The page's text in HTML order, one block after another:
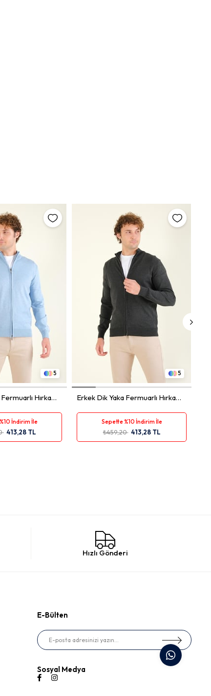
5
Hırka
XXL
İndirim İle
413,28 TL
5
Erkek Dik Yaka Fermuarlı Hırka
M XL
Sepette %10 İndirim İle
₺459,20 413,28 TL
Hızlı Gönderi
E-Bülten
Sosyal Medya